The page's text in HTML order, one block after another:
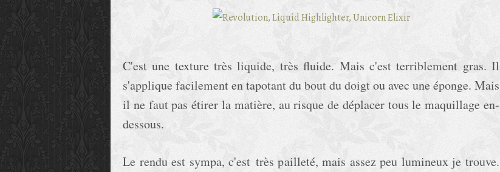
C'est une texture très liquide, très fluide. Mais c'est terriblement gras. Il
s'applique facilement en tapotant du bout du doigt ou avec une éponge. Mais
il ne faut pas étirer la matière, au risque de déplacer tous le maquillage en-
dessous.
Le rendu est sympa, c'est très pailleté, mais assez peu lumineux je trouve.